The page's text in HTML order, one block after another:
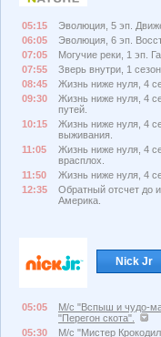
05:15
Эволюция, 5 эп.
06:05
Эволюция, 6 эп.
07:05
Могучие реки, 1 эп.
07:55
Зверь внутри, 1
08:45
Жизнь ниже нуля, 4
09:30
Жизнь ниже нуля, 4
путей.
10:15
Жизнь ниже нуля, 4
выживания.
11:05
Жизнь ниже нуля, 4
врасплох.
11:50
Жизнь ниже нуля, 4
12:35
Обратный отсчет до
Америка.
Nick Jr
05:05
М/с "Вспыш и чудо-
"Перегон скота".
05:30
М/с "Мистер